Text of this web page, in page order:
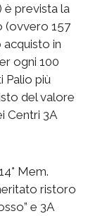
è prevista la
(ovvero 157
in
ogni 100
Palio più
del valore
Centri 3A
Mem.
ristoro
e 3A